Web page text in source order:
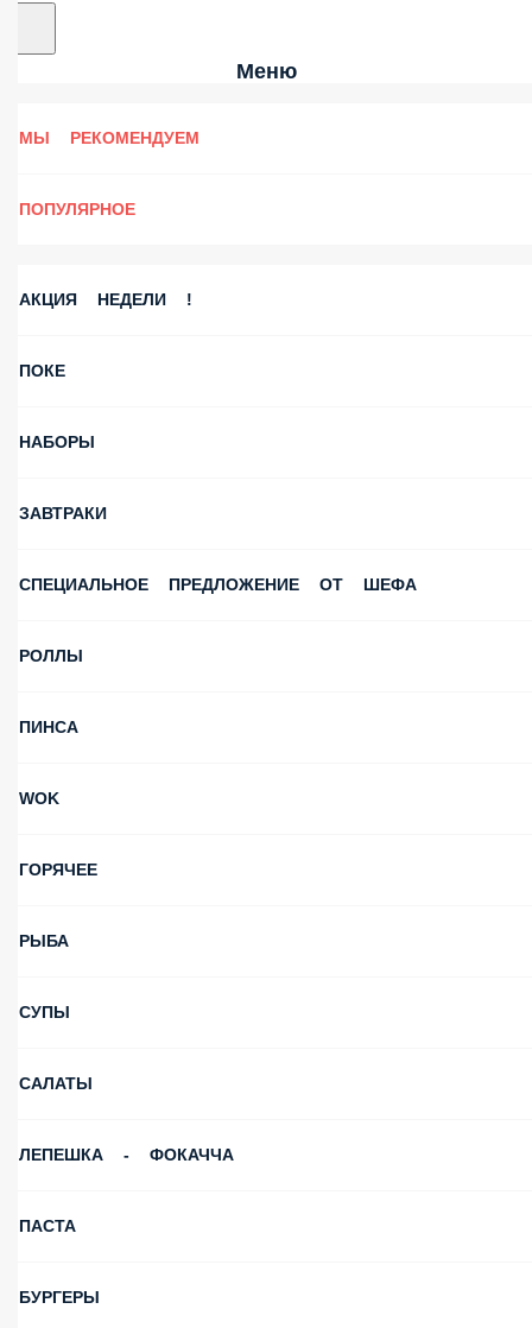
Меню
МЫ РЕКОМЕНДУЕМ
ПОПУЛЯРНОЕ
АКЦИЯ НЕДЕЛИ !
ПОКЕ
НАБОРЫ
ЗАВТРАКИ
СПЕЦИАЛЬНОЕ ПРЕДЛОЖЕНИЕ ОТ ШЕФА
РОЛЛЫ
ПИНСА
WOK
ГОРЯЧЕЕ
РЫБА
СУПЫ
САЛАТЫ
ЛЕПЕШКА - ФОКАЧЧА
ПАСТА
БУРГЕРЫ